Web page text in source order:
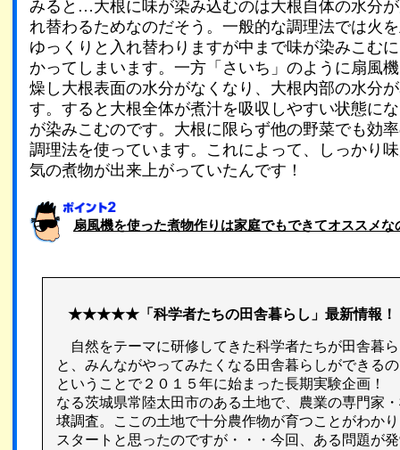
みると…大根に味が染み込むのは大根自体の水分
れ替わるためなのだそう。一般的な調理法では火
ゆっくりと入れ替わりますが中まで味が染みこむ
かってしまいます。一方「さいち」のように扇風
燥し大根表面の水分がなくなり、大根内部の水分
す。すると大根全体が煮汁を吸収しやすい状態に
が染みこむのです。大根に限らず他の野菜でも効
調理法を使っています。これによって、しっかり
気の煮物が出来上がっていたんです！
扇風機を使った煮物作りは家庭でもできてオススメな
★★★★★「科学者たちの田舎暮らし」最新情
自然をテーマに研修してきた科学者たちが田舎暮
と、みんながやってみたくなる田舎暮らしができる
ということで２０１５年に始まった長期実験企画
なる茨城県常陸太田市のある土地で、農業の専門家
壌調査。ここの土地で十分農作物が育つことがわか
スタートと思ったのですが・・・今回、ある問題が